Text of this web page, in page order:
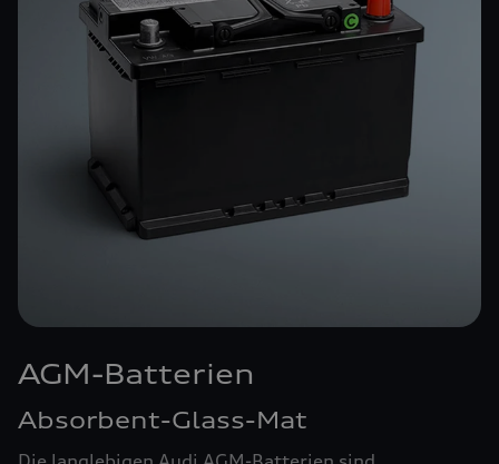
AGM-Batterien
Absorbent-Glass-Mat